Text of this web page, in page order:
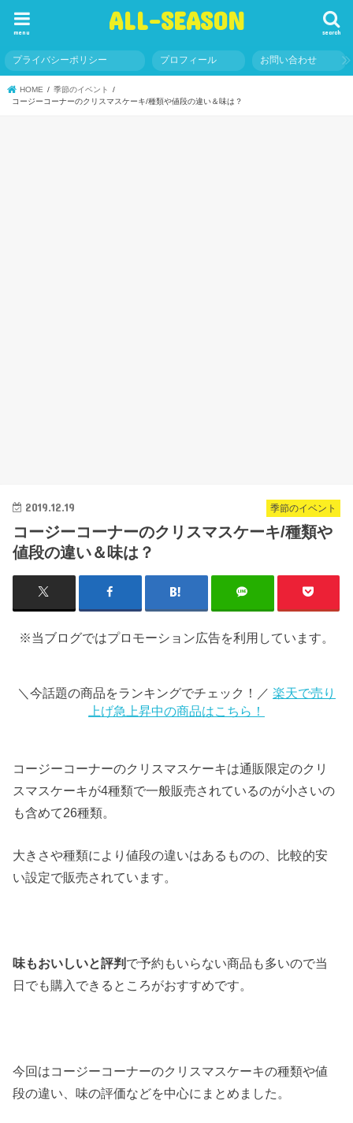
ALL-SEASON search
menu
プライバシーポリシー プロフィール お問い合わせ
HOME
季節のイベント
コージーコーナーのクリスマスケーキ/種類や値段の違い＆味は？
季節のイベント
2019.12.19
コージーコーナーのクリスマスケーキ/種類や
値段の違い＆味は？
※当ブログではプロモーション広告を利用しています。
＼今話題の商品をランキングでチェック！／ 楽天で売り
上げ急上昇中の商品はこちら！
コージーコーナーのクリスマスケーキは通販限定のクリ
スマスケーキが4種類で一般販売されているのが小さいの
も含めて26種類。
大きさや種類により値段の違いはあるものの、比較的安
い設定で販売されています。
味もおいしいと評判 で予約もいらない商品も多いので当
日でも購入できるところがおすすめです。
今回はコージーコーナーのクリスマスケーキの種類や値
段の違い、味の評価などを中心にまとめました。